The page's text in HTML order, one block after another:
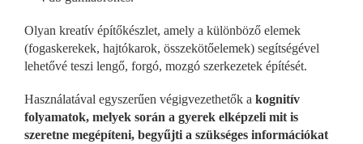
Olyan kreatív építőkészlet, amely a különböző elemek
(fogaskerekek, hajtókarok, összekötőelemek) segítségével
lehetővé teszi lengő, forgó, mozgó szerkezetek építését.
Használatával egyszerűen végigvezethetők a kognitív
folyamatok, melyek során a gyerek elképzeli mit is
szeretne megépíteni, begyűjti a szükséges információkat